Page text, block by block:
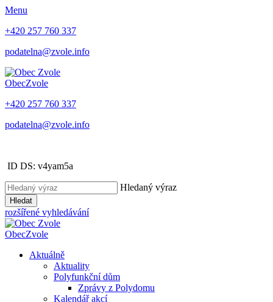
Menu
+420 257 760 337
podatelna@zvole.info
ObecZvole
+420 257 760 337
podatelna@zvole.info
ID DS: v4yam5a
Hledaný výraz
Hledat
rozšířené vyhledávání
ObecZvole
Aktuálně
Aktuality
Polyfunkční dům
Zprávy z Polydomu
Kalendář akcí